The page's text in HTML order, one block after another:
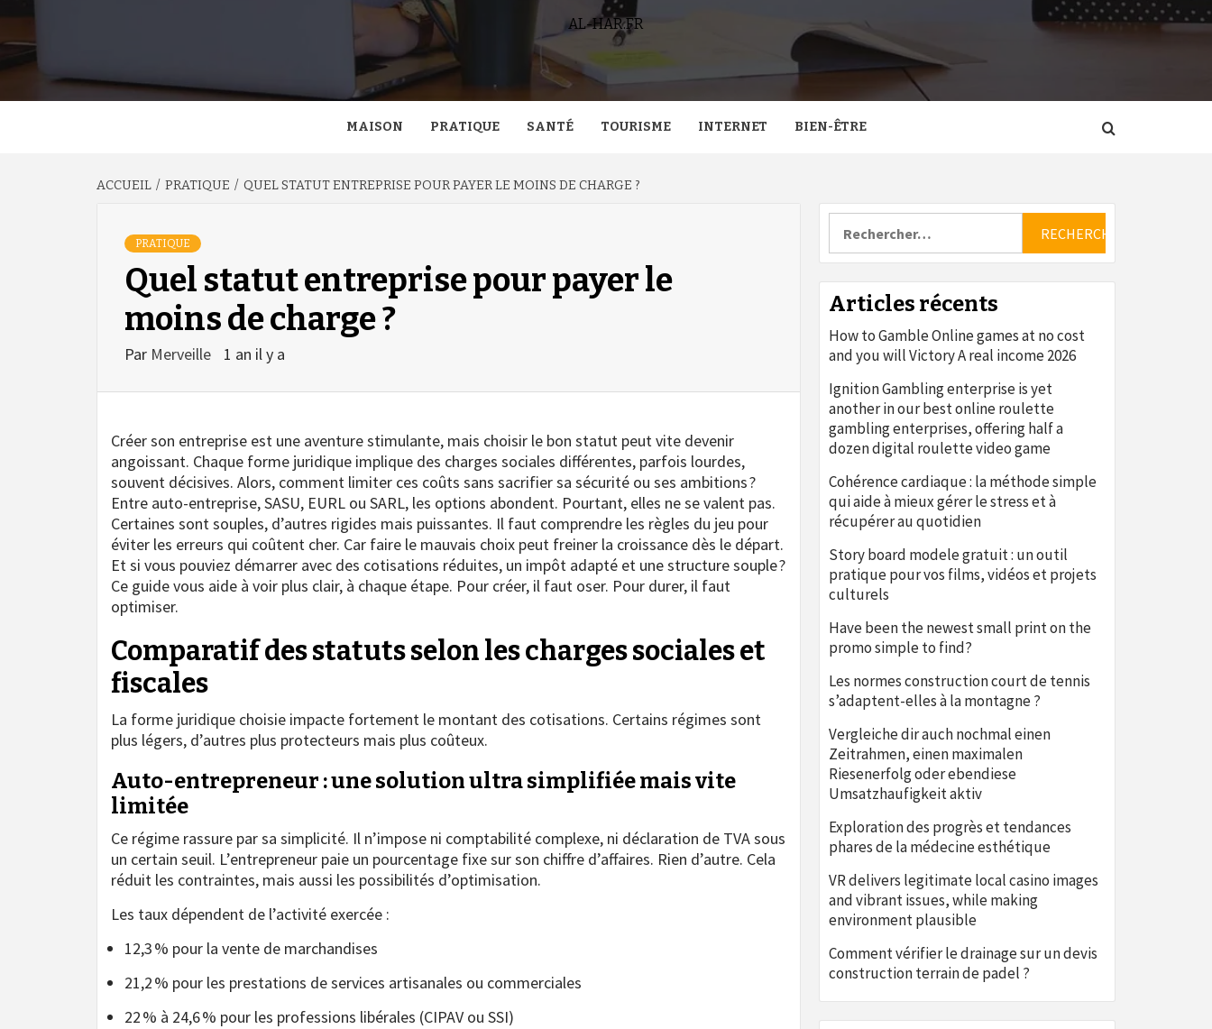
AL-HAR.FR
MAISON PRATIQUE SANTÉ TOURISME INTERNET BIEN-ÊTRE
ACCUEIL PRATIQUE QUEL STATUT ENTREPRISE POUR PAYER LE MOINS DE CHARGE ?
PRATIQUE
Quel statut entreprise pour payer le
moins de charge ?
Par Merveille 1 an il y a
Créer son entreprise est une aventure stimulante, mais choisir le bon statut peut vite devenir
angoissant. Chaque forme juridique implique des charges sociales différentes, parfois lourdes,
souvent décisives. Alors, comment limiter ces coûts sans sacrifier sa sécurité ou ses ambitions ?
Entre auto-entreprise, SASU, EURL ou SARL, les options abondent. Pourtant, elles ne se valent pas.
Certaines sont souples, d’autres rigides mais puissantes. Il faut comprendre les règles du jeu pour
éviter les erreurs qui coûtent cher. Car faire le mauvais choix peut freiner la croissance dès le départ.
Et si vous pouviez démarrer avec des cotisations réduites, un impôt adapté et une structure souple ?
Ce guide vous aide à voir plus clair, à chaque étape. Pour créer, il faut oser. Pour durer, il faut
optimiser.
Comparatif des statuts selon les charges sociales et
fiscales
La forme juridique choisie impacte fortement le montant des cotisations. Certains régimes sont
plus légers, d’autres plus protecteurs mais plus coûteux.
Auto-entrepreneur : une solution ultra simplifiée mais vite
limitée
Ce régime rassure par sa simplicité. Il n’impose ni comptabilité complexe, ni déclaration de TVA sous
un certain seuil. L’entrepreneur paie un pourcentage fixe sur son chiffre d’affaires. Rien d’autre. Cela
réduit les contraintes, mais aussi les possibilités d’optimisation.
Les taux dépendent de l’activité exercée :
12,3 % pour la vente de marchandises
21,2 % pour les prestations de services artisanales ou commerciales
22 % à 24,6 % pour les professions libérales (CIPAV ou SSI)
Articles récents
How to Gamble Online games at no cost
and you will Victory A real income 2026
Ignition Gambling enterprise is yet
another in our best online roulette
gambling enterprises, offering half a
dozen digital roulette video game
Cohérence cardiaque : la méthode simple
qui aide à mieux gérer le stress et à
récupérer au quotidien
Story board modele gratuit : un outil
pratique pour vos films, vidéos et projets
culturels
Have been the newest small print on the
promo simple to find?
Les normes construction court de tennis
s’adaptent-elles à la montagne ?
Vergleiche dir auch nochmal einen
Zeitrahmen, einen maximalen
Riesenerfolg oder ebendiese
Umsatzhaufigkeit aktiv
Exploration des progrès et tendances
phares de la médecine esthétique
VR delivers legitimate local casino images
and vibrant issues, while making
environment plausible
Comment vérifier le drainage sur un devis
construction terrain de padel ?